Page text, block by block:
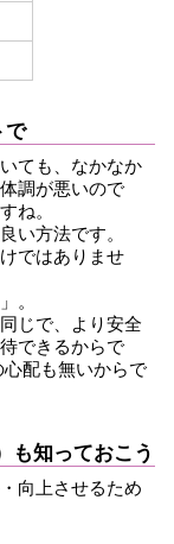
で
ても、なかなか
調が悪いので
ね。
い方法です。
ではありませ
。
じで、より安全
できるからで
配も無いからで
も知っておこう
向上させるため